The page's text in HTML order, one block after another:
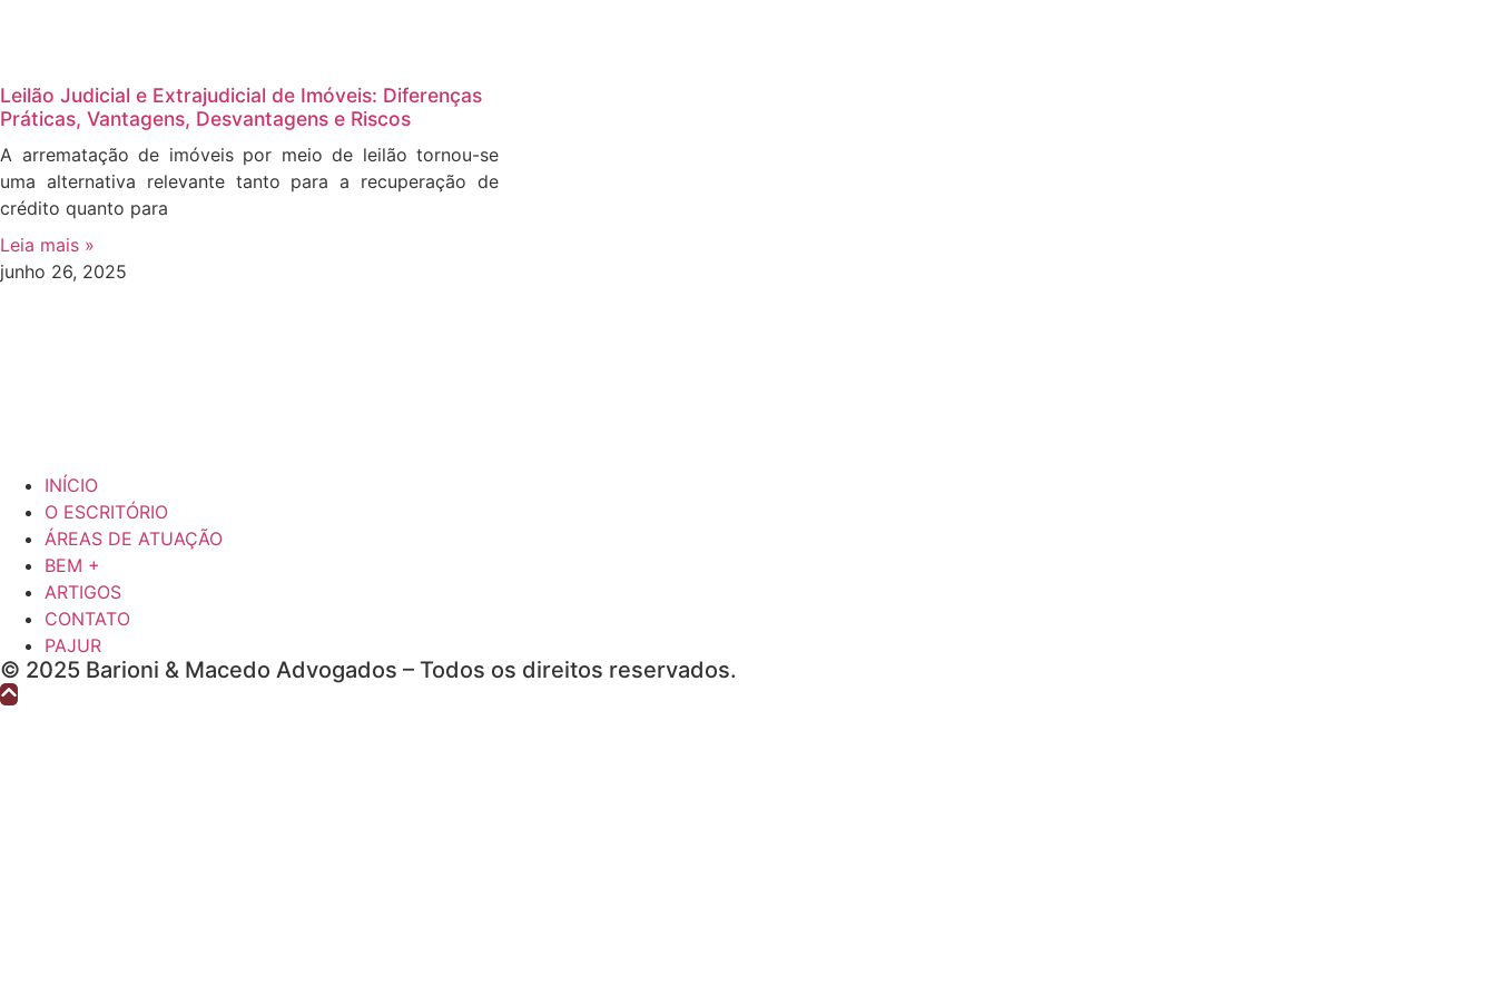
Leilão Judicial e Extrajudicial de Imóveis: Diferenças
Práticas, Vantagens, Desvantagens e Riscos
A arrematação de imóveis por meio de leilão tornou-se
uma alternativa relevante tanto para a recuperação de
crédito quanto para
Leia mais »
junho 26, 2025
INÍCIO
O ESCRITÓRIO
ÁREAS DE ATUAÇÃO
BEM +
ARTIGOS
CONTATO
PAJUR
© 2025 Barioni & Macedo Advogados – Todos os direitos reservados.